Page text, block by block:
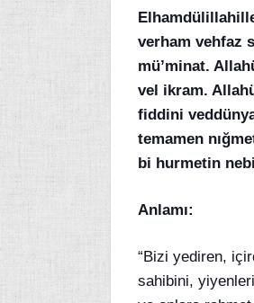
verham vehfaz
mü’minat.
vel ikram.
fiddini
temamen
bi hurmetin
Anlamı:
“Bizi yediren,
sahibini,